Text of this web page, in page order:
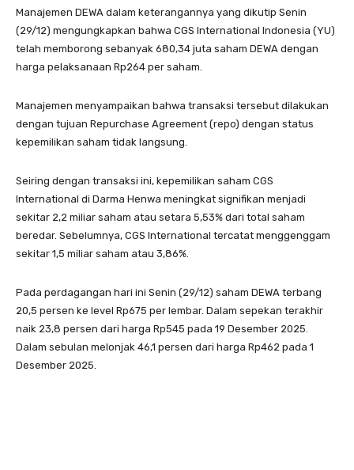
Manajemen DEWA dalam keterangannya yang dikutip Senin
(29/12) mengungkapkan bahwa CGS International Indonesia (YU)
telah memborong sebanyak 680,34 juta saham DEWA dengan
harga pelaksanaan Rp264 per saham.
Manajemen menyampaikan bahwa transaksi tersebut dilakukan
dengan tujuan Repurchase Agreement (repo) dengan status
kepemilikan saham tidak langsung.
Seiring dengan transaksi ini, kepemilikan saham CGS
International di Darma Henwa meningkat signifikan menjadi
sekitar 2,2 miliar saham atau setara 5,53% dari total saham
beredar. Sebelumnya, CGS International tercatat menggenggam
sekitar 1,5 miliar saham atau 3,86%.
Pada perdagangan hari ini Senin (29/12) saham DEWA terbang
20,5 persen ke level Rp675 per lembar. Dalam sepekan terakhir
naik 23,8 persen dari harga Rp545 pada 19 Desember 2025.
Dalam sebulan melonjak 46,1 persen dari harga Rp462 pada 1
Desember 2025.